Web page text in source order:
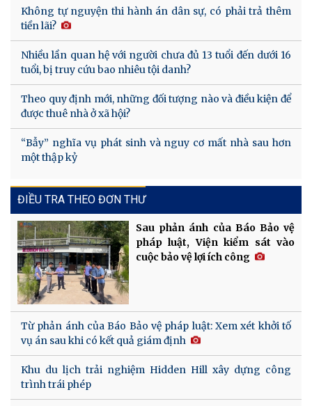
Không tự nguyện thi hành án dân sự, có phải trả thêm
tiền lãi?
Nhiều lần quan hệ với người chưa đủ 13 tuổi đến dưới 16
tuổi, bị truy cứu bao nhiêu tội danh?
Theo quy định mới, những đối tượng nào và điều kiện để
được thuê nhà ở xã hội?
“Bẫy” nghĩa vụ phát sinh và nguy cơ mất nhà sau hơn
một thập kỷ
ĐIỀU TRA THEO ĐƠN THƯ
Sau phản ánh của Báo Bảo vệ
pháp luật, Viện kiểm sát vào
cuộc bảo vệ lợi ích công
Từ phản ánh của Báo Bảo vệ pháp luật: Xem xét khởi tố
vụ án sau khi có kết quả giám định
Khu du lịch trải nghiệm Hidden Hill xây dựng công
trình trái phép